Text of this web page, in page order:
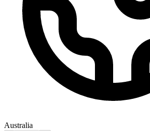
Australia